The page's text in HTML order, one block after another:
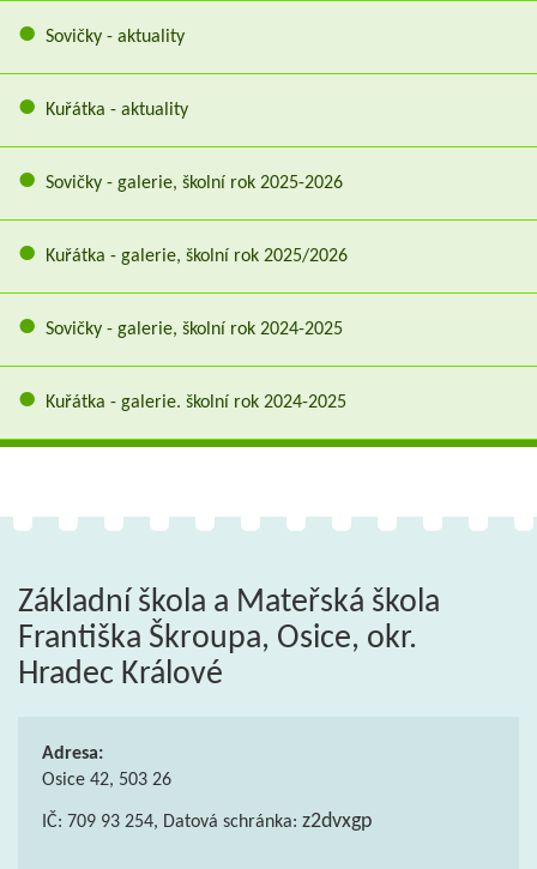
Sovičky - aktuality
Kuřátka - aktuality
Sovičky - galerie, školní rok 2025-2026
Kuřátka - galerie, školní rok 2025/2026
Sovičky - galerie, školní rok 2024-2025
Kuřátka - galerie. školní rok 2024-2025
Základní škola a Mateřská škola
Františka Škroupa, Osice, okr.
Hradec Králové
Adresa:
Osice 42, 503 26
IČ: 709 93 254, Datová schránka: z2dvxgp